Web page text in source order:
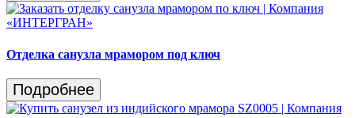
Отделка санузла мрамором под ключ
Подробнее